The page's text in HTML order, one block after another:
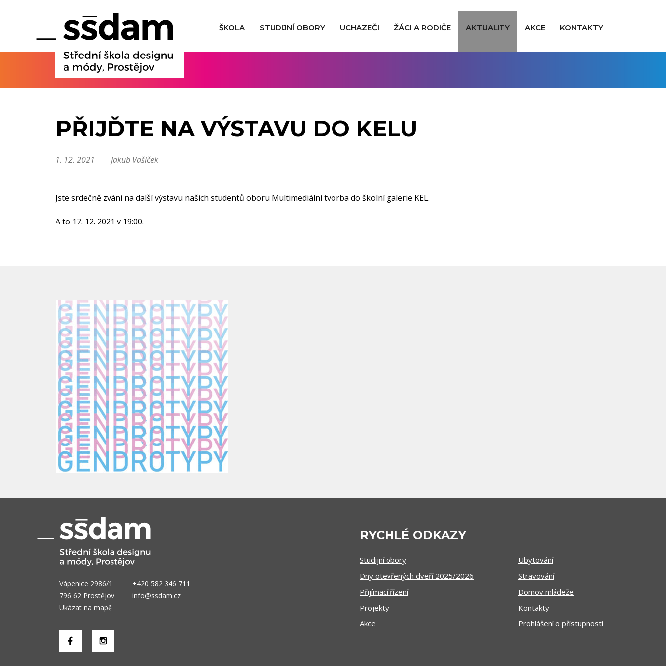
ŠKOLA STUDIJNÍ OBORY UCHAZEČI ŽÁCI A RODIČE AKTUALITY AKCE KONTAKTY
PŘIJĎTE NA VÝSTAVU DO KELU
1. 12. 2021 Jakub Vašíček
Jste srdečně zváni na další výstavu našich studentů oboru Multimediální tvorba do školní galerie KEL.
A to 17. 12. 2021 v 19:00.
Vápenice 2986/1
796 62 Prostějov
Ukázat na mapě
+420 582 346 711
info@ssdam.cz
RYCHLÉ ODKAZY
Studijní obory
Dny otevřených dveří 2025/2026
Přijímací řízení
Projekty
Akce
Ubytování
Stravování
Domov mládeže
Kontakty
Prohlášení o přístupnosti